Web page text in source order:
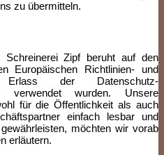
zu übermitteln.
Schreinerei Zipf beruht auf den
Europäischen Richtlinien- und
Erlass der Datenschutz-
verwendet wurden. Unsere
für die Öffentlichkeit als auch
einfach lesbar und
möchten wir vorab
erläutern.